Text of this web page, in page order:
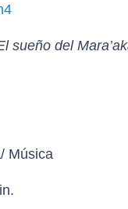
sueño del
Música